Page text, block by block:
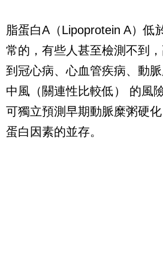
脂蛋白A （Lipoprotein A）低
常的，有些人甚至檢測不到
到冠心病、心血管疾病、動脈
中風（關連性比較低）
的風
可獨立預測早期動脈糜粥硬化
蛋白因素的並存。